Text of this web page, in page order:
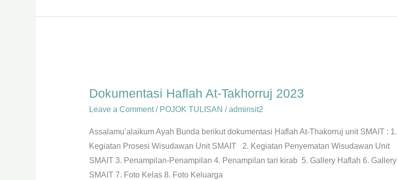
Dokumentasi Haflah At-Takhorruj 2023
Leave a Comment / POJOK TULISAN /adminsit2
Assalamu’alaikum Ayah Bunda berikut dokumentasi Haflah At-Thakorruj unit SMAIT : 1.
Kegiatan Prosesi Wisudawan Unit SMAIT 2. Kegiatan Penyematan Wisudawan Unit
SMAIT 3. Penampilan-Penampilan 4. Penampilan tari kirab 5. Gallery Haflah 6. Gallery
SMAIT 7. Foto Kelas 8. Foto Keluarga
At-
Takhorruj